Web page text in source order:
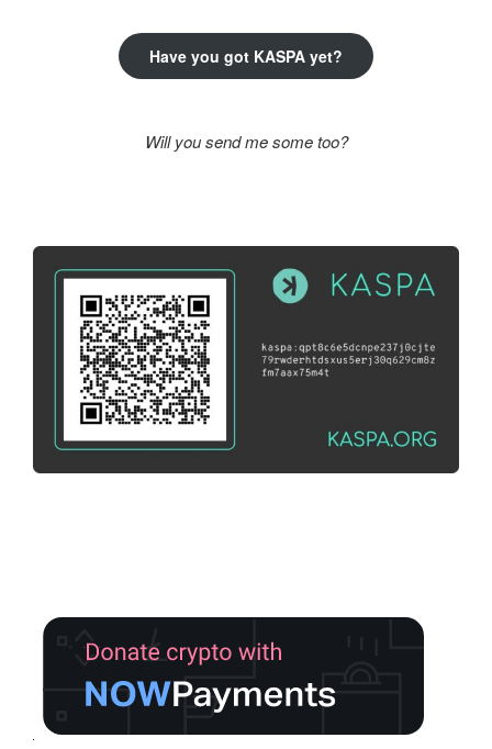
Have you got KASPA yet?
Will you send me some too?